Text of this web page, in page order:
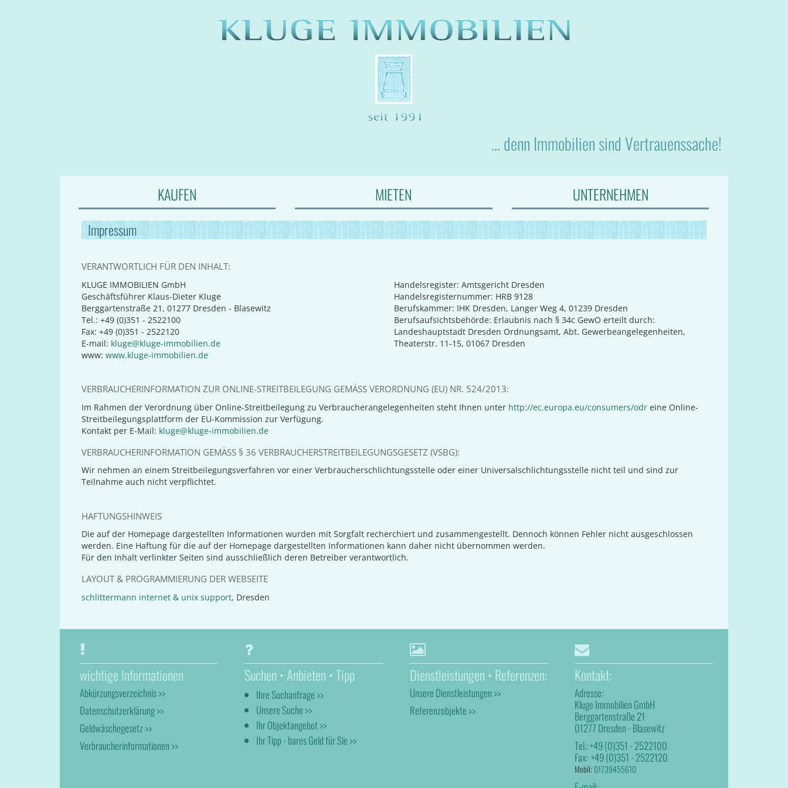
... denn Immobilien sind Vertrauenssache!
KAUFEN MIETEN UNTERNEHMEN
Impressum
VERANTWORTLICH FÜR DEN INHALT:
KLUGE IMMOBILIEN GmbH
Geschäftsführer Klaus-Dieter Kluge
Berggartenstraße 21, 01277 Dresden - Blasewitz
Tel.: +49 (0)351 - 2522100
Fax: +49 (0)351 - 2522120
E-mail: kluge@kluge-immobilien.de
www:www.kluge-immobilien.de
Handelsregister: Amtsgericht Dresden
Handelsregisternummer: HRB 9128
Berufskammer: IHK Dresden, Langer Weg 4, 01239 Dresden
Berufsaufsichtsbehörde: Erlaubnis nach § 34c GewO erteilt durch:
Landeshauptstadt Dresden Ordnungsamt, Abt. Gewerbeangelegenheiten,
Theaterstr. 11-15, 01067 Dresden
VERBRAUCHERINFORMATION ZUR ONLINE-STREITBEILEGUNG GEMÄSS VERORDNUNG (EU) NR. 524/2013:
Im Rahmen der Verordnung über Online-Streitbeilegung zu Verbraucherangelegenheiten steht Ihnen unter http://ec.europa.eu/consumers/odr eine Online-
Streitbeilegungsplattform der EU-Kommission zur Verfügung.
Kontakt per E-Mail: kluge@kluge-immobilien.de
VERBRAUCHERINFORMATION GEMÄSS § 36 VERBRAUCHERSTREITBEILEGUNGSGESETZ (VSBG):
Wir nehmen an einem Streitbeilegungsverfahren vor einer Verbraucherschlichtungsstelle oder einer Universalschlichtungsstelle nicht teil und sind zur
Teilnahme auch nicht verpflichtet.
HAFTUNGSHINWEIS
Die auf der Homepage dargestellten Informationen wurden mit Sorgfalt recherchiert und zusammengestellt. Dennoch können Fehler nicht ausgeschlossen
werden. Eine Haftung für die auf der Homepage dargestellten Informationen kann daher nicht übernommen werden.
Für den Inhalt verlinkter Seiten sind ausschließlich deren Betreiber verantwortlich.
LAYOUT & PROGRAMMIERUNG DER WEBSEITE
schlittermann internet & unix support, Dresden
wichtige Informationen
Abkürzungsverzeichnis >>
Datenschutzerklärung >>
Geldwäschegesetz >>
Verbraucherinformationen >>
Suchen • Anbieten • Tipp
Ihre Suchanfrage >>
Unsere Suche >>
Ihr Objektangebot >>
Ihr Tipp - bares Geld für Sie >>
Dienstleistungen • Referenzen:
Unsere Dienstleistungen >>
Referenzobjekte >>
Kontakt:
Adresse:
Kluge Immobilien GmbH
Berggartenstraße 21
01277 Dresden - Blasewitz
Tel.:+49 (0)351 - 2522100
Fax:+49 (0)351 - 2522120
Mobil: 01739455610